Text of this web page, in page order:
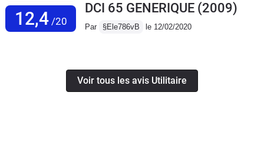
12,4/20
DCI 65 GENERIQUE (2009)
Par §Ele786vB le 12/02/2020
Voir tous les avis Utilitaire